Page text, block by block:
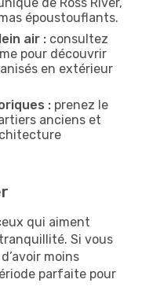
époustouflants.
air : consultez
pour découvrir
en extérieur
: prenez le
anciens et
qui aiment
Si vous
moins
parfaite pour